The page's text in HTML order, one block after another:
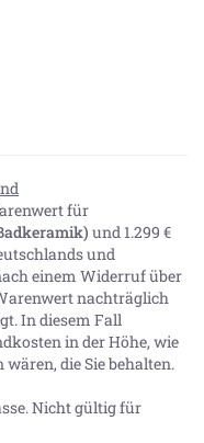
für
und 1.299 €
und
einem Widerruf über
nachträglich
In diesem Fall
in der Höhe, wie
die Sie behalten.
Nicht gültig für